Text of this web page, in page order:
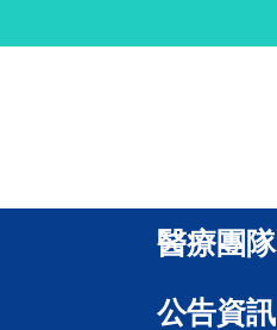
醫療團隊
公告資訊